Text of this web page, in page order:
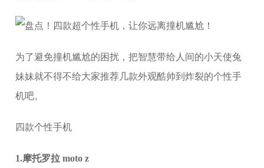
为了避免撞机尴尬的困扰，把智慧带给人间的小天使兔
妹妹就不得不给大家推荐几款外观酷帅到炸裂的个性手
机吧。
四款个性手机
1.摩托罗拉 moto z